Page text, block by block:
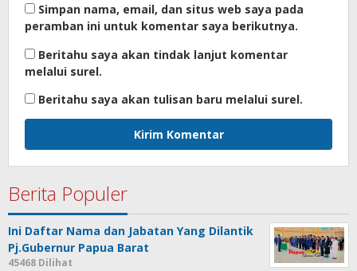
Simpan nama, email, dan situs web saya pada
peramban ini untuk komentar saya berikutnya.
Beritahu saya akan tindak lanjut komentar
melalui surel.
Beritahu saya akan tulisan baru melalui surel.
Berita Populer
Ini Daftar Nama dan Jabatan Yang Dilantik
Pj.Gubernur Papua Barat
45468 Dilihat